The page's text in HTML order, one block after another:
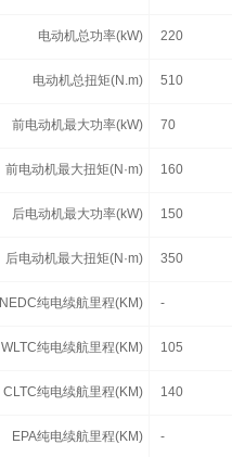
电动机总功率(kW) 220
电动机总扭矩(N.m) 510
前电动机最大功率(kW) 70
前电动机最大扭矩(N·m) 160
后电动机最大功率(kW) 150
后电动机最大扭矩(N·m) 350
NEDC纯电续航里程(KM) -
WLTC纯电续航里程(KM) 105
CLTC纯电续航里程(KM) 140
EPA纯电续航里程(KM) -